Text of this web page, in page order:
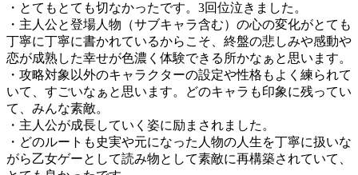
・とてもとても切なかったです。3回位泣きました。
・主人公と登場人物（サブキャラ含む）の心の変化がとても
丁寧に丁寧に書かれているからこそ、終盤の悲しみや感動や
恋が成熟した幸せが色濃く体験できる所かなぁと思います。
・攻略対象以外のキャラクターの設定や性格もよく練られて
いて、すごいなぁと思います。どのキャラも印象に残ってい
て、みんな素敵。
・主人公が成長していく姿に励まされました。
・どのルートも史実や元になった人物の人生を丁寧に扱いな
がら乙女ゲーとして読み物として素敵に再構築されていて、